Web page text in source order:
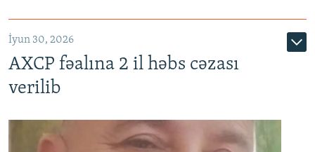
İyun 30, 2026
AXCP fəalına 2 il həbs cəzası
verilib